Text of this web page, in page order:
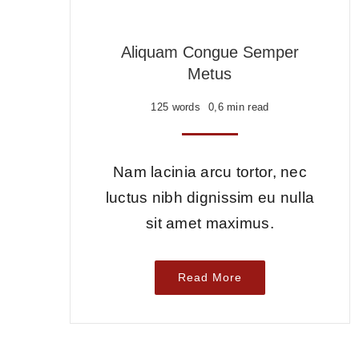
Aliquam Congue Semper
Metus
125 words 0,6 min read
Nam lacinia arcu tortor, nec
luctus nibh dignissim eu nulla
sit amet maximus.
Read More